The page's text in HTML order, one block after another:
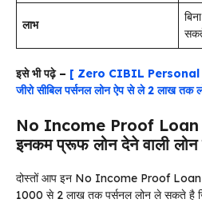
लाभ
इसे भी पढ़े – [ Zero CIBIL
जीरो सीबिल पर्सनल लोन ऐप से ले 2 लाख तक
No Income Proof Loan
इनकम प्रूफ लोन देने वाली लोन
दोस्तों आप इन No Income Proof
1000 से 2 लाख तक पर्सनल लोन ले सकते है